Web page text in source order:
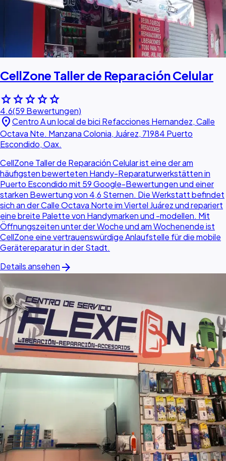
CellZone Taller de Reparación Celular
starstarstarstarstar
4.6(59 Bewertungen)
location_onCentro A un local de bici Refacciones Hernandez, Calle
Octava Nte. Manzana Colonia, Juárez, 71984 Puerto
Escondido, Oax.
CellZone Taller de Reparación Celular ist eine der am
häufigsten bewerteten Handy-Reparaturwerkstätten in
Puerto Escondido mit 59 Google-Bewertungen und einer
starken Bewertung von 4,6 Sternen. Die Werkstatt befindet
sich an der Calle Octava Norte im Viertel Juárez und repariert
eine breite Palette von Handymarken und -modellen. Mit
Öffnungszeiten unter der Woche und am Wochenende ist
CellZone eine vertrauenswürdige Anlaufstelle für die mobile
Gerätereparatur in der Stadt.
Details ansehen arrow_forward